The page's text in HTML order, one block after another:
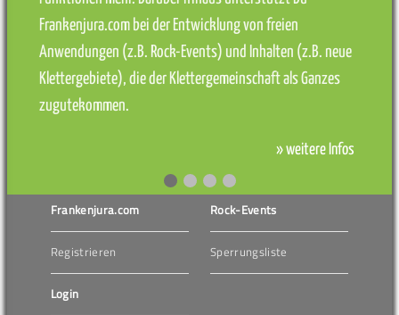
Frankenjura.com bei der Entwicklung von freien
Anwendungen (z.B. Rock-Events) und Inhalten (z.B. neue
Klettergebiete), die der Klettergemeinschaft als Ganzes
zugutekommen.
» weitere Infos
Frankenjura.com
Registrieren
Login
Rock-Events
Sperrungsliste